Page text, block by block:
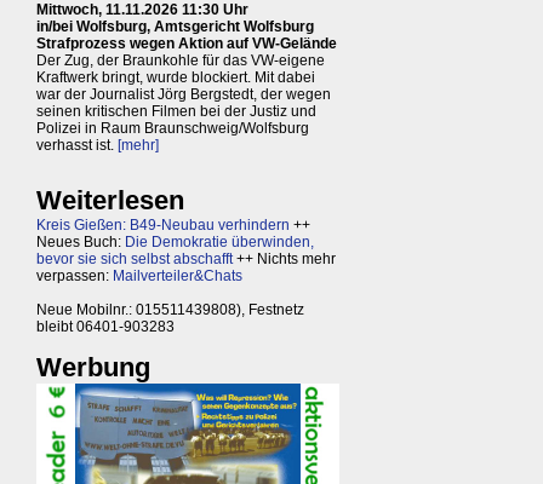
Mittwoch, 11.11.2026 11:30 Uhr
in/bei Wolfsburg, Amtsgericht Wolfsburg
Strafprozess wegen Aktion auf VW-Gelände
Der Zug, der Braunkohle für das VW-eigene
Kraftwerk bringt, wurde blockiert. Mit dabei
war der Journalist Jörg Bergstedt, der wegen
seinen kritischen Filmen bei der Justiz und
Polizei in Raum Braunschweig/Wolfsburg
verhasst ist. [mehr]
Weiterlesen
Kreis Gießen: B49-Neubau verhindern ++
Neues Buch: Die Demokratie überwinden,
bevor sie sich selbst abschafft++ Nichts mehr
verpassen: Mailverteiler&Chats
Neue Mobilnr.: 015511439808), Festnetz
bleibt 06401-903283
Werbung